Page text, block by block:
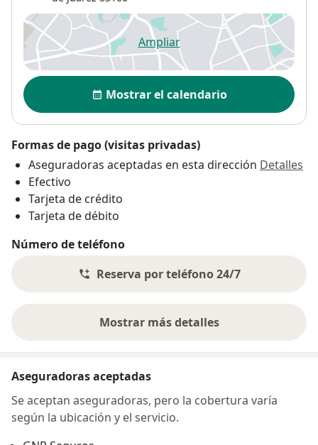
Ampliarse abre en una nueva
Disponibilidad
Mostrar el calendario
Formas de pago (visitas privadas)
Aseguradoras aceptadas en esta dirección Detalles
Efectivo
Tarjeta de crédito
Tarjeta de débito
Número de teléfono
Reserva por teléfono 24/7
Mostrar más detalles
sobre la dirección
Aseguradoras aceptadas
Se aceptan aseguradoras, pero la cobertura varía
según la ubicación y el servicio.